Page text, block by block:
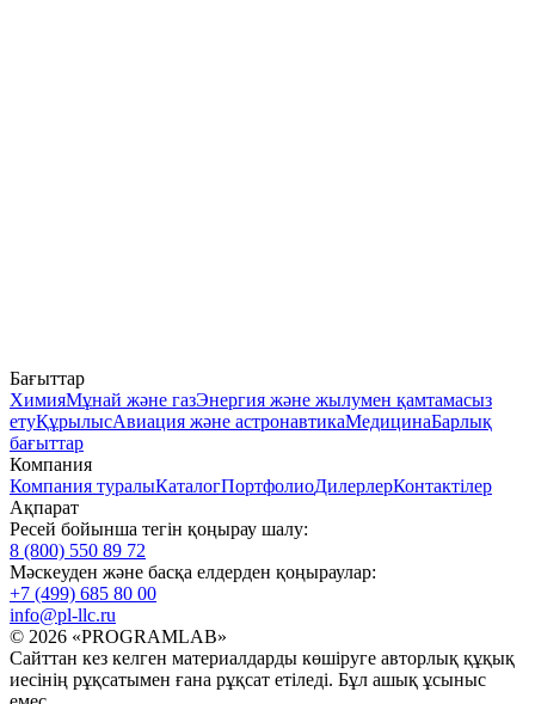
Бағыттар
ХимияМұнай және газЭнергия және жылумен қамтамасыз
етуҚұрылысАвиация және астронавтикаМедицинаБарлық
бағыттар
Компания
Компания туралыКаталогПортфолиоДилерлерКонтактілер
Ақпарат
Ресей бойынша тегін қоңырау шалу:
8 (800) 550 89 72
Мәскеуден және басқа елдерден қоңыраулар:
+7 (499) 685 80 00
info@pl-llc.ru
© 2026 «PROGRAMLAB»
Сайттан кез келген материалдарды көшіруге авторлық құқық
иесінің рұқсатымен ғана рұқсат етіледі. Бұл ашық ұсыныс